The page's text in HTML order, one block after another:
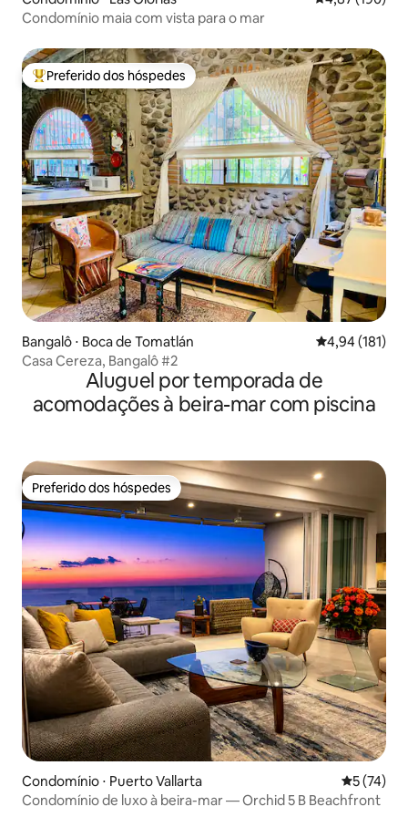
Condomínio maia com vista para o mar
Entre os melhores preferidos dos hóspedes
Preferido dos hóspedes
Bangalô ⋅ Boca de Tomatlán 4,94 de uma
4,94 (181)
Casa Cereza, Bangalô #2
Aluguel por temporada de
acomodações à beira-mar com piscina
Preferido dos hóspedes
Preferido dos hóspedes
Condomínio ⋅ Puerto Vallarta 5 de uma
5 (74)
Condomínio de luxo à beira-mar — Orchid 5 B Beachfront